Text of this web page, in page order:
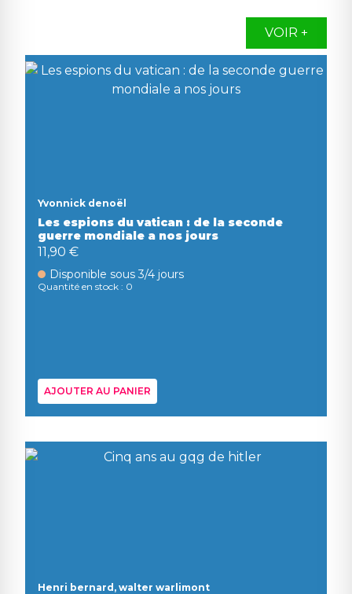
VOIR +
Yvonnick denoël
Les espions du vatican : de la seconde
guerre mondiale a nos jours
11,90 €
Disponible sous 3/4 jours
Quantité en stock : 0
AJOUTER AU PANIER
Henri bernard, walter warlimont